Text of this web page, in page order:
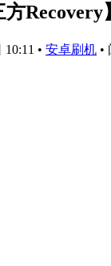
方
10:11 • 安卓刷机 •